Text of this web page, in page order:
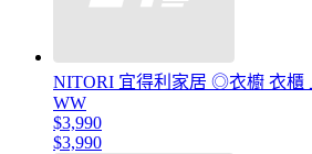
NITORI 宜得利家居 ◎衣櫥 衣櫃
WW
$3,990
$3,990